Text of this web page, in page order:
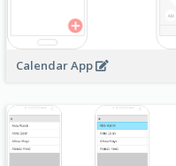
Calendar App